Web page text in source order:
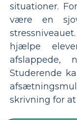
situationer.
være en
hjælpe
afslappede,
Studerende
skrivning for